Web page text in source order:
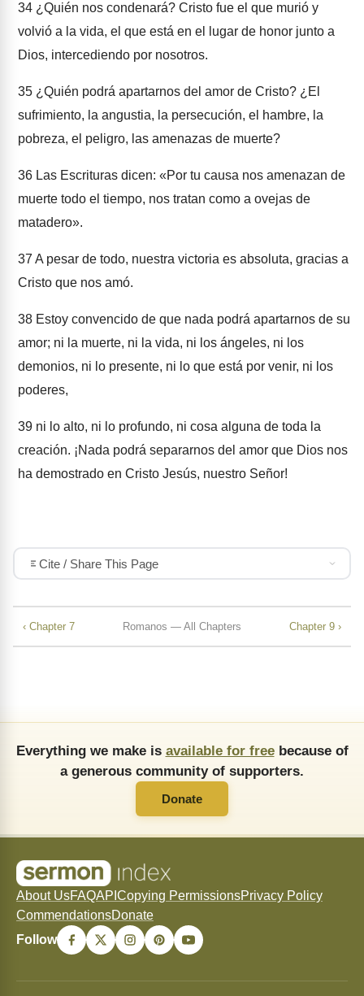
34 ¿Quién nos condenará? Cristo fue el que murió y
volvió a la vida, el que está en el lugar de honor junto a
Dios, intercediendo por nosotros.
35 ¿Quién podrá apartarnos del amor de Cristo? ¿El
sufrimiento, la angustia, la persecución, el hambre, la
pobreza, el peligro, las amenazas de muerte?
36 Las Escrituras dicen: «Por tu causa nos amenazan de
muerte todo el tiempo, nos tratan como a ovejas de
matadero».
37 A pesar de todo, nuestra victoria es absoluta, gracias a
Cristo que nos amó.
38 Estoy convencido de que nada podrá apartarnos de su
amor; ni la muerte, ni la vida, ni los ángeles, ni los
demonios, ni lo presente, ni lo que está por venir, ni los
poderes,
39 ni lo alto, ni lo profundo, ni cosa alguna de toda la
creación. ¡Nada podrá separarnos del amor que Dios nos
ha demostrado en Cristo Jesús, nuestro Señor!
Cite / Share This Page
‹ Chapter 7 Romanos — All Chapters Chapter 9 ›
Everything we make is available for freebecause of
a generous community of supporters.
Donate
About UsFAQAPI Copying PermissionsPrivacy Policy
CommendationsDonate
Follow